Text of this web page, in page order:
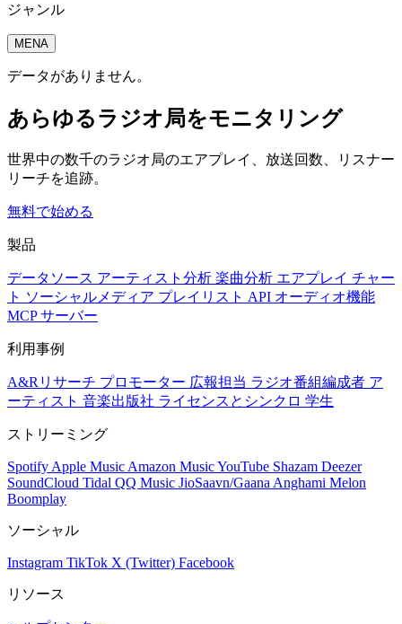
ジャンル
MENA
データがありません。
あらゆるラジオ局をモニタリング
世界中の数千のラジオ局のエアプレイ、放送回数、リスナー
リーチを追跡。
無料で始める
製品
データソース アーティスト分析 楽曲分析 エアプレイ チャー
ト ソーシャルメディア プレイリスト API オーディオ機能
MCP サーバー
利用事例
A&Rリサーチ プロモーター 広報担当 ラジオ番組編成者 ア
ーティスト 音楽出版社 ライセンスとシンクロ 学生
ストリーミング
Spotify Apple Music Amazon MusicYouTube Shazam Deezer
SoundCloud Tidal QQ Music JioSaavn/Gaana Anghami Melon
Boomplay
ソーシャル
Instagram TikTok X (Twitter) Facebook
リソース